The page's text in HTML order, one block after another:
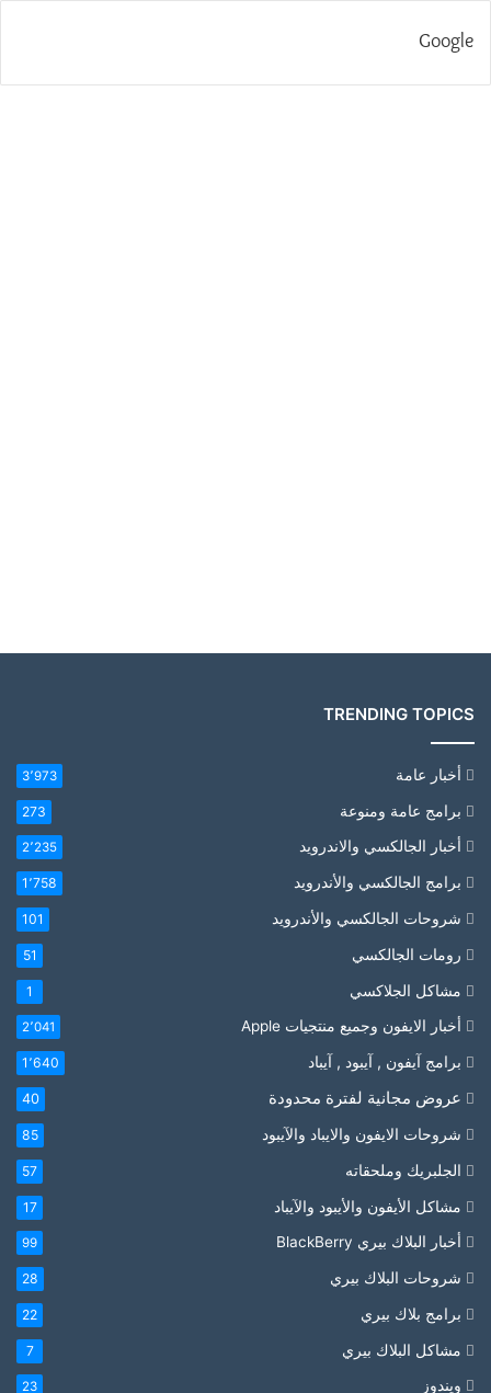
Google
TRENDING TOPICS
أخبار عامة 3٬973
برامج عامة ومنوعة 273
أخبار الجالكسي والاندرويد 2٬235
برامج الجالكسي والأندرويد 1٬758
شروحات الجالكسي والأندرويد 101
رومات الجالكسي 51
مشاكل الجلاكسي 1
أخبار الايفون وجميع منتجيات Apple 2٬041
برامج آيفون , آيبود , آيباد 1٬640
عروض مجانية لفترة محدودة 40
شروحات الايفون والايباد والآيبود 85
الجلبريك وملحقاته 57
مشاكل الأيفون والأيبود والآيباد 17
أخبار البلاك بيري BlackBerry 99
شروحات البلاك بيري 28
برامج بلاك بيري 22
مشاكل البلاك بيري 7
ويندوز 23